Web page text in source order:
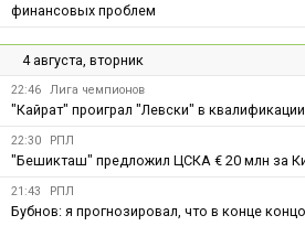
финансовых проблем
4 августа, вторник
22:46 Лига чемпионов
"Кайрат" проиграл "Левски" в
22:30 РПЛ
"Бешикташ" предложил ЦСКА € 20 млн за
21:43 РПЛ
Бубнов: я прогнозировал, что в конце